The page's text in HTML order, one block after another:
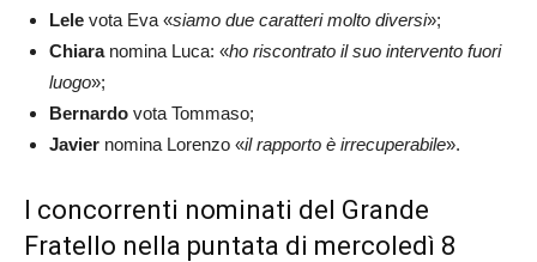
Lele vota Eva «siamo due caratteri molto diversi»;
Chiaranomina Luca: «ho riscontrato il suo intervento fuori
luogo»;
Bernardo vota Tommaso;
Javier nomina Lorenzo «il rapporto è irrecuperabile».
I concorrenti nominati del Grande
Fratello nella puntata di mercoledì 8